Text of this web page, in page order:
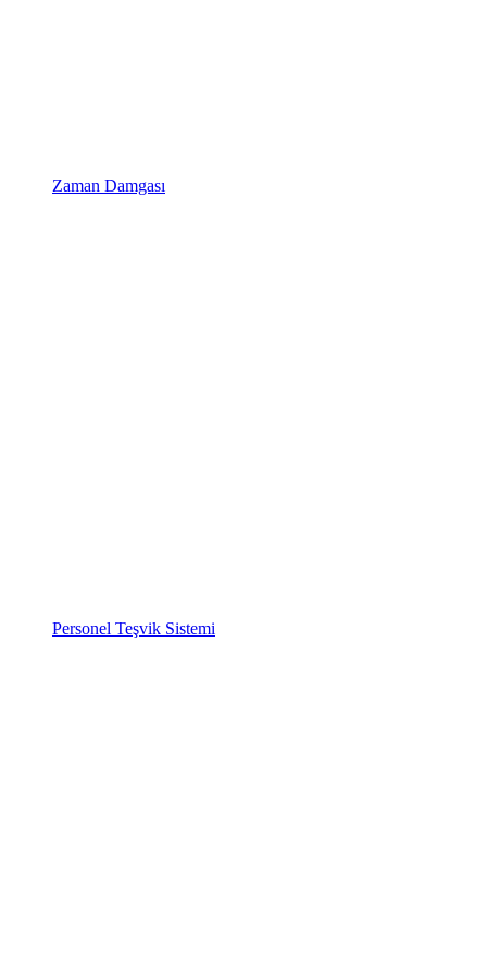
Zaman Damgası
Personel Teşvik Sistemi